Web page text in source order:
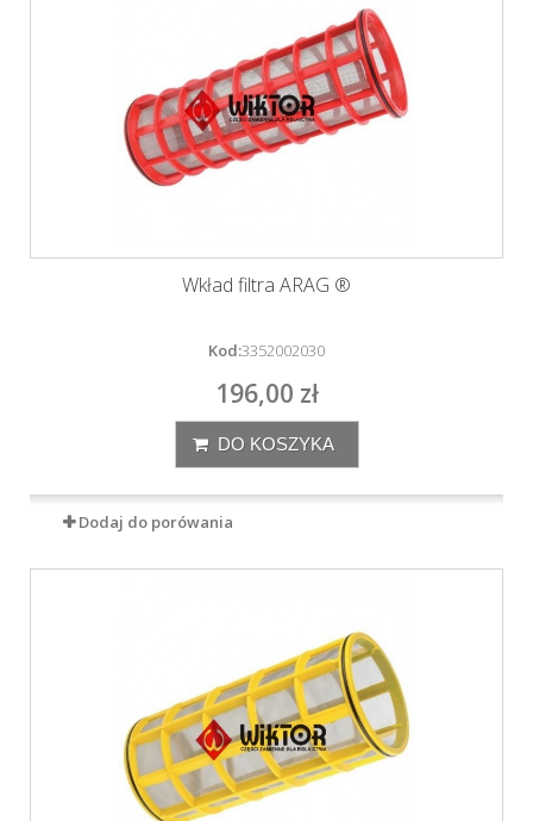
Wkład filtra ARAG ®
Kod:3352002030
196,00 zł
DO KOSZYKA
Dodaj do porówania